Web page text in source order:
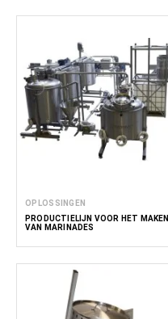
OPLOSSINGEN
PRODUCTIELIJN VOOR HET MAKEN
VAN MARINADES